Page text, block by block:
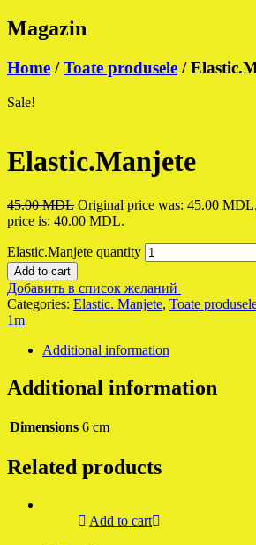
Magazin
Home /Toate produsele /
Sale!
Elastic.Manjete
45.00MDL Original price was: 45.00 MDL.
price is: 40.00 MDL.
Elastic.Manjete quantity
Add to cart
Добавить в список желаний
Categories: Elastic. Manjete, Toate
1m
Additional information
Additional information
Dimensions 6 cm
Related products
Add to cart